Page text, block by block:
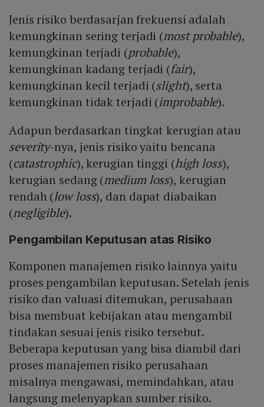
Jenis risiko berdasarjan frekuensi adalah
kemungkinan sering terjadi (most probable),
kemungkinan terjadi (probable),
kemungkinan kadang terjadi (fair),
kemungkinan kecil terjadi (slight), serta
kemungkinan tidak terjadi (improbable).
Adapun berdasarkan tingkat kerugian atau
severity-nya, jenis risiko yaitu bencana
(catastrophic), kerugian tinggi (high loss),
kerugian sedang (medium loss), kerugian
rendah (low loss), dan dapat diabaikan
(negligible).
Pengambilan Keputusan atas Risiko
Komponen manajemen risiko lainnya yaitu
proses pengambilan keputusan. Setelah jenis
risiko dan valuasi ditemukan, perusahaan
bisa membuat kebijakan atau mengambil
tindakan sesuai jenis risiko tersebut.
Beberapa keputusan yang bisa diambil dari
proses manajemen risiko perusahaan
misalnya mengawasi, memindahkan, atau
langsung melenyapkan sumber risiko.